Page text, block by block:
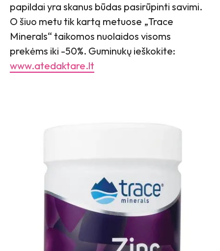
papildai yra skanus būdas pasirūpinti savimi.
O šiuo metu tik kartą metuose „Trace
Minerals“ taikomos nuolaidos visoms
prekėms iki -50%. Guminukų ieškokite:
www.atedaktare.lt